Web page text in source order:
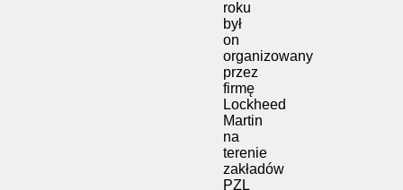
roku
był
on
organizowany
przez
firmę
Lockheed
Martin
na
terenie
zakładów
PZL